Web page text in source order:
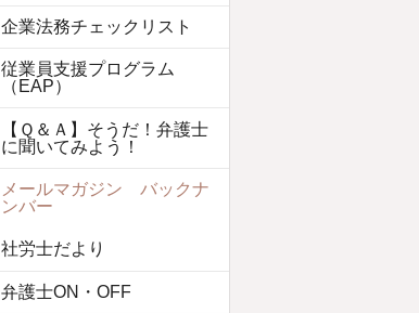
企業法務チェックリスト
従業員支援プログラム
（EAP）
【Ｑ＆Ａ】そうだ！弁護士
に聞いてみよう！
メールマガジン バックナ
ンバー
社労士だより
弁護士ON・OFF